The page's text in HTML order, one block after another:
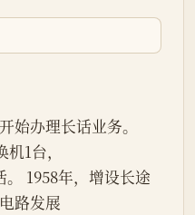
开始办理长话业务。
1台，
1958年，增设长途
路发展